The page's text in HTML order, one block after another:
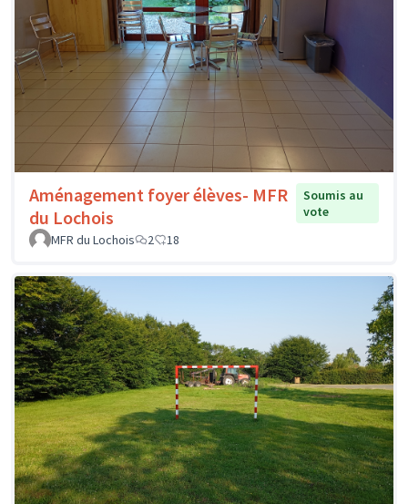
Aménagement foyer élèves- MFR
du Lochois
Soumis au
vote
MFR du Lochois
2 18